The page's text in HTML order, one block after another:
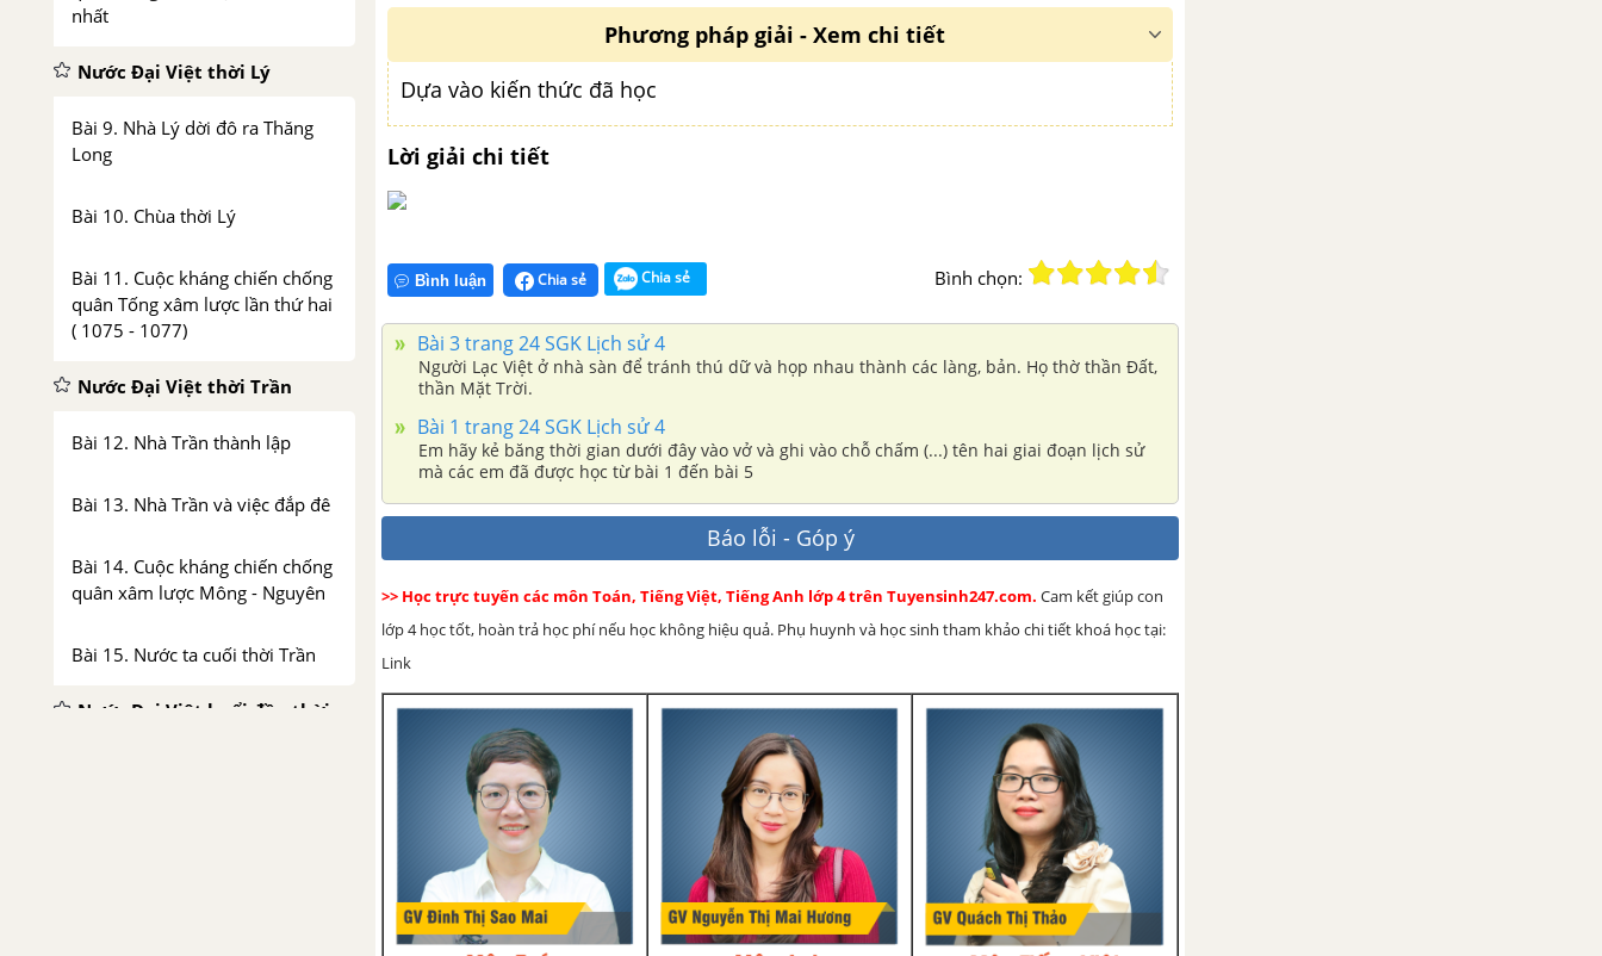
nhất
Nước Đại Việt thời Lý
Bài 9. Nhà Lý dời đô ra Thăng
Long
Bài 10. Chùa thời Lý
Bài 11. Cuộc kháng chiến chống
quân Tống xâm lược lần thứ hai
( 1075 - 1077)
Nước Đại Việt thời Trần
Bài 12. Nhà Trần thành lập
Bài 13. Nhà Trần và việc đắp đê
Bài 14. Cuộc kháng chiến chống
quân xâm lược Mông - Nguyên
Bài 15. Nước ta cuối thời Trần
Nước Đại Việt buổi đầu thời
Phương pháp giải - Xem chi tiết
Dựa vào kiến thức đã học
Lời giải chi tiết
Bình luận Chia sẻ Chia sẻ Bình chọn:
Bài 3 trang 24 SGK Lịch sử 4
Người Lạc Việt ở nhà sàn để tránh thú dữ và họp nhau thành các làng, bản. Họ thờ thần Đất,
thần Mặt Trời.
Bài 1 trang 24 SGK Lịch sử 4
Em hãy kẻ băng thời gian dưới đây vào vở và ghi vào chỗ chấm (...) tên hai giai đoạn lịch sử
mà các em đã được học từ bài 1 đến bài 5
Báo lỗi - Góp ý
>> Học trực tuyến các môn Toán, Tiếng Việt, Tiếng Anh lớp 4 trên Tuyensinh247.com. Cam kết giúp con
lớp 4 học tốt, hoàn trả học phí nếu học không hiệu quả. Phụ huynh và học sinh tham khảo chi tiết khoá học tại:
Link